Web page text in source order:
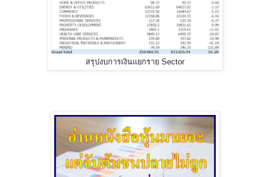
สรุปงบการเงินแยกราย Sector